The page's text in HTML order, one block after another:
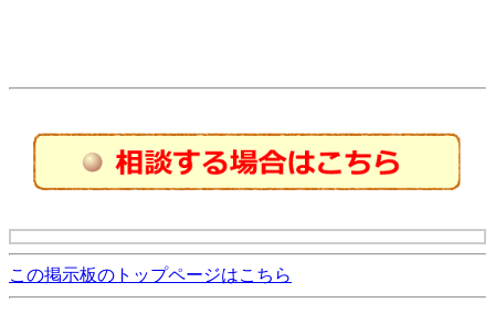
この掲示板のトップページはこちら